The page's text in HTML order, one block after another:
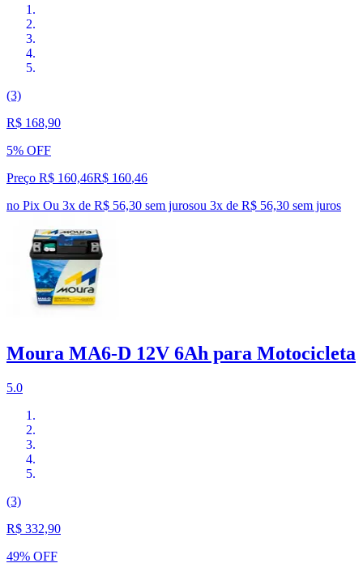
(3)
R$ 168,90
5% OFF
Preço R$ 160,46R$ 160,46
no Pix Ou 3x de R$ 56,30 sem jurosou 3x de R$ 56,30 sem juros
Moura MA6-D 12V 6Ah para Motocicleta
5.0
(3)
R$ 332,90
49% OFF